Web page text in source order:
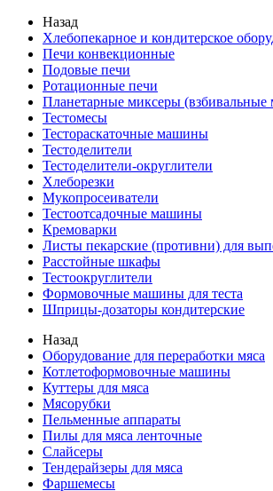
Назад
Хлебопекарное и кондитерское
Печи конвекционные
Подовые печи
Ротационные печи
Планетарные миксеры
Тестомесы
Тестораскаточные машины
Тестоделители
Тестоделители-округлители
Хлеборезки
Мукопросеиватели
Тестоотсадочные машины
Кремоварки
Листы пекарские (противни) для
Расстойные шкафы
Тестоокруглители
Формовочные машины для теста
Шприцы-дозаторы кондитерские
Назад
Оборудование для переработки мяса
Котлетоформовочные машины
Куттеры для мяса
Мясорубки
Пельменные аппараты
Пилы для мяса ленточные
Слайсеры
Тендерайзеры для мяса
Фаршемесы